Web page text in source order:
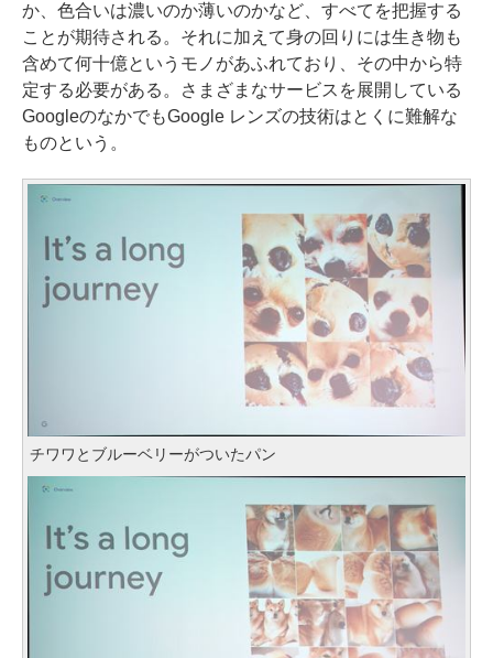
か、色合いは濃いのか薄いのかなど、すべてを把握する
ことが期待される。それに加えて身の回りには生き物も
含めて何十億というモノがあふれており、その中から特
定する必要がある。さまざまなサービスを展開している
GoogleのなかでもGoogle レンズの技術はとくに難解な
ものという。
チワワとブルーベリーがついたパン